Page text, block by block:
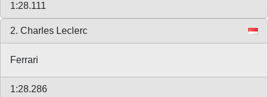
1:28.111
2. Charles Leclerc
Ferrari
1:28.286